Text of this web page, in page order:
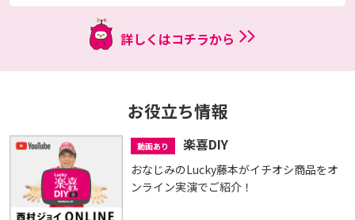
詳しくはコチラから
お役立ち情報
動画あり 楽喜DIY
おなじみのLucky藤本がイチオシ商品をオ
ンライン実演でご紹介！